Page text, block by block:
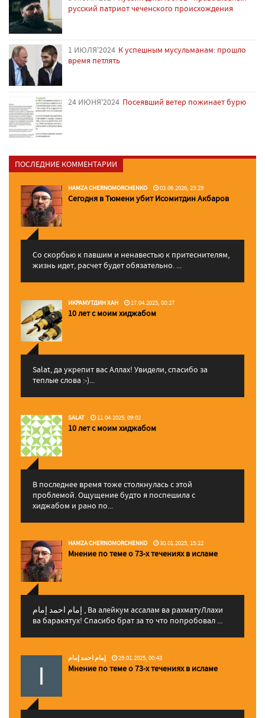
русский патриот чеченского происхождения
1 ИЮЛЯ'2024 К успешным мусульманам: прошло
время петлять
24 ИЮНЯ'2024 Посеявший ветер пожинает бурю
ПОСЛЕДНИЕ КОММЕНТАРИИ
HAMZA CHERNOMORCHENKO 03.06.2026, 23:29
Сегодня в Тюмени убит Исомитдин Акбаров
Со скорбью к павшим и ненавестью к притеснителям,
жизнь идет, расчет будет обязательно. ...
ИКРАМУТДИН ХАН 17.04.2025, 00:27
10 лет с моим хиджабом
Salat, да укрепит вас Аллаx! Увидели, спасибо за
теплые слова :-)...
SALAT 11.04.2025, 09:02
10 лет с моим хиджабом
В последнее время тоже столкнулась с этой
проблемой. Ощущение будто я поспешила с
хиджабом и рано по...
HAMZA CHERNOMORCHENKO 30.01.2025, 15:22
Мнение по теме о 73-х течениях в исламе
إمام احمد إمام , Ва алейкум ассалам ва рахматуЛлахи
ва баракятух! Спасибо брат за то что попробовал ...
إمام احمد إمام 29.01.2025, 00:43
Мнение по теме о 73-х течениях в исламе